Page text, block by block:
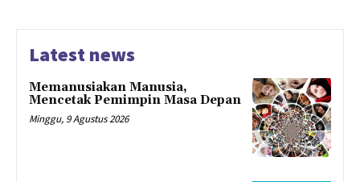
Latest news
Memanusiakan Manusia,
Mencetak Pemimpin Masa Depan
Minggu, 9 Agustus 2026